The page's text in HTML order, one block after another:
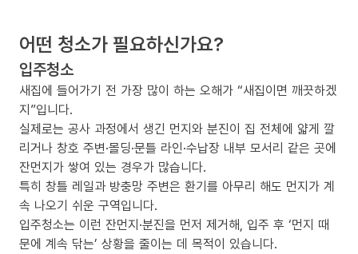
어떤 청소가 필요하신가요?
입주청소
새집에 들어가기 전 가장 많이 하는 오해가 “새집이면 깨끗하겠
지”입니다.
실제로는 공사 과정에서 생긴 먼지와 분진이 집 전체에 얇게 깔
리거나 창호 주변·몰딩·문틀 라인·수납장 내부 모서리 같은 곳에
잔먼지가 쌓여 있는 경우가 많습니다.
특히 창틀 레일과 방충망 주변은 환기를 아무리 해도 먼지가 계
속 나오기 쉬운 구역입니다.
입주청소는 이런 잔먼지·분진을 먼저 제거해, 입주 후 ‘먼지 때
문에 계속 닦는’ 상황을 줄이는 데 목적이 있습니다.